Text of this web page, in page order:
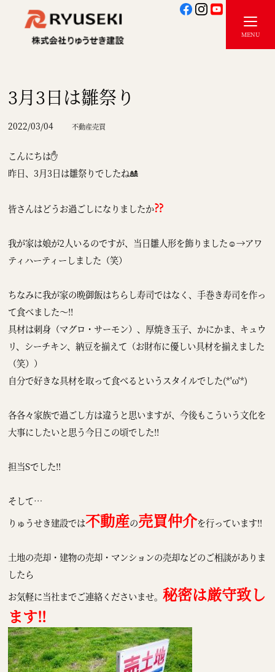
3月3日は雛祭り
2022/03/04 不動産売買
こんにちは✋
昨日、3月3日は雛祭りでしたね🎎
皆さんはどうお過ごしになりましたか⁇
我が家は娘が2人いるのですが、当日雛人形を飾りました☺→アワ
ティハーティーしました（笑）
ちなみに我が家の晩御飯はちらし寿司ではなく、手巻き寿司を作っ
て食べました～!!
具材は刺身（マグロ・サーモン）、厚焼き玉子、かにかま、キュウ
リ、シーチキン、納豆を揃えて（お財布に優しい具材を揃えました
（笑））
自分で好きな具材を取って食べるというスタイルでした(*'ω'*)
各各々家族で過ごし方は違うと思いますが、今後もこういう文化を
大事にしたいと思う今日この頃でした!!
担当Sでした!!
そして…
りゅうせき建設では不動産の売買仲介を行っています!!
土地の売却・建物の売却・マンションの売却などのご相談がありま
したら
お気軽に当社までご連絡くださいませ。秘密は厳守致し
ます!!